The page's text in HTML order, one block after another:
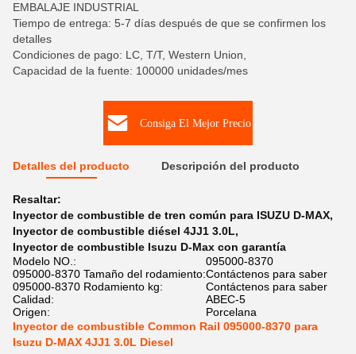
EMBALAJE INDUSTRIAL
Tiempo de entrega: 5-7 días después de que se confirmen los
detalles
Condiciones de pago: LC, T/T, Western Union,
Capacidad de la fuente: 100000 unidades/mes
Consiga El Mejor Precio
Detalles del producto Descripción del producto
Resaltar:
Inyector de combustible de tren común para ISUZU D-MAX,
Inyector de combustible diésel 4JJ1 3.0L,
Inyector de combustible Isuzu D-Max con garantía
Modelo NO.:
095000-8370
095000-8370 Tamaño del rodamiento:Contáctenos para saber
095000-8370 Rodamiento kg:
Contáctenos para saber
Calidad:
ABEC-5
Origen:
Porcelana
Inyector de combustible Common Rail 095000-8370 para
Isuzu D-MAX 4JJ1 3.0L Diesel